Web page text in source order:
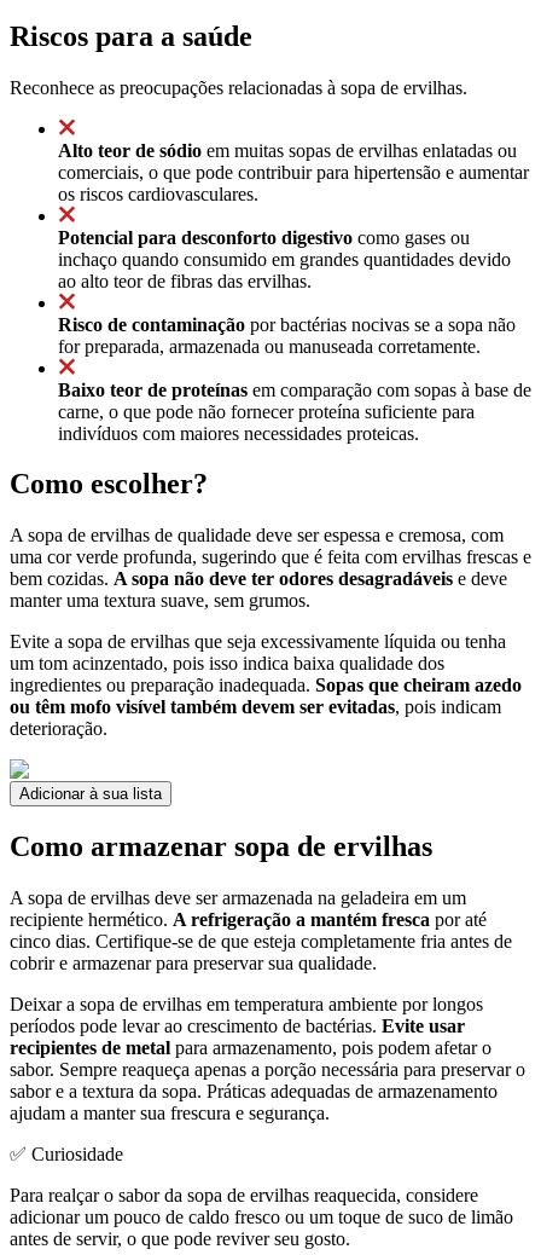
Riscos para a saúde
Reconhece as preocupações relacionadas à sopa de ervilhas.
Alto teor de sódio em muitas sopas de ervilhas enlatadas ou
comerciais, o que pode contribuir para hipertensão e aumentar
os riscos cardiovasculares.
Potencial para desconforto digestivo como gases ou
inchaço quando consumido em grandes quantidades devido
ao alto teor de fibras das ervilhas.
Risco de contaminação por bactérias nocivas se a sopa não
for preparada, armazenada ou manuseada corretamente.
Baixo teor de proteínas em comparação com sopas à base de
carne, o que pode não fornecer proteína suficiente para
indivíduos com maiores necessidades proteicas.
Como escolher?
A sopa de ervilhas de qualidade deve ser espessa e cremosa, com
uma cor verde profunda, sugerindo que é feita com ervilhas frescas e
bem cozidas. A sopa não deve ter odores desagradáveis e deve
manter uma textura suave, sem grumos.
Evite a sopa de ervilhas que seja excessivamente líquida ou tenha
um tom acinzentado, pois isso indica baixa qualidade dos
ingredientes ou preparação inadequada. Sopas que cheiram azedo
ou têm mofo visível também devem ser evitadas, pois indicam
deterioração.
Adicionar à sua lista
Como armazenar sopa de ervilhas
A sopa de ervilhas deve ser armazenada na geladeira em um
recipiente hermético. A refrigeração a mantém fresca por até
cinco dias. Certifique-se de que esteja completamente fria antes de
cobrir e armazenar para preservar sua qualidade.
Deixar a sopa de ervilhas em temperatura ambiente por longos
períodos pode levar ao crescimento de bactérias. Evite usar
recipientes de metal para armazenamento, pois podem afetar o
sabor. Sempre reaqueça apenas a porção necessária para preservar o
sabor e a textura da sopa. Práticas adequadas de armazenamento
ajudam a manter sua frescura e segurança.
✅ Curiosidade
Para realçar o sabor da sopa de ervilhas reaquecida, considere
adicionar um pouco de caldo fresco ou um toque de suco de limão
antes de servir, o que pode reviver seu gosto.